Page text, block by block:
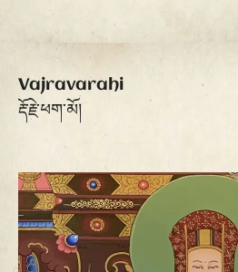
Vajravarahi
རྡོ་རྗེ་ཕག་མོ།